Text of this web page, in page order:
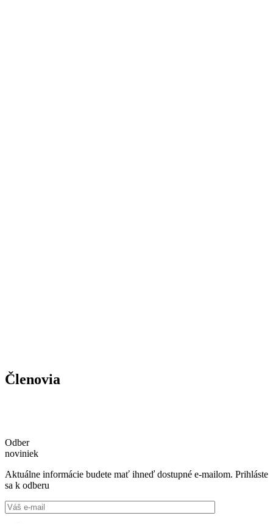
Členovia
Odber
noviniek
Aktuálne informácie budete mať ihneď dostupné e-mailom. Prihláste
sa k odberu